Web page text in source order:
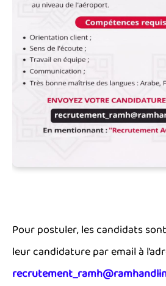
Pour postuler, les candidats
leur candidature par email à